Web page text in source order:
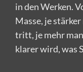
in den Werken.
Masse, je
tritt, je mehr
klarer wird, was